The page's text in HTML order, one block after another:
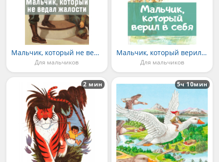
Мальчик, который не ведал жалости
Для мальчиков
Мальчик, который верил в себя
Для мальчиков
2 мин 5ч 10мин